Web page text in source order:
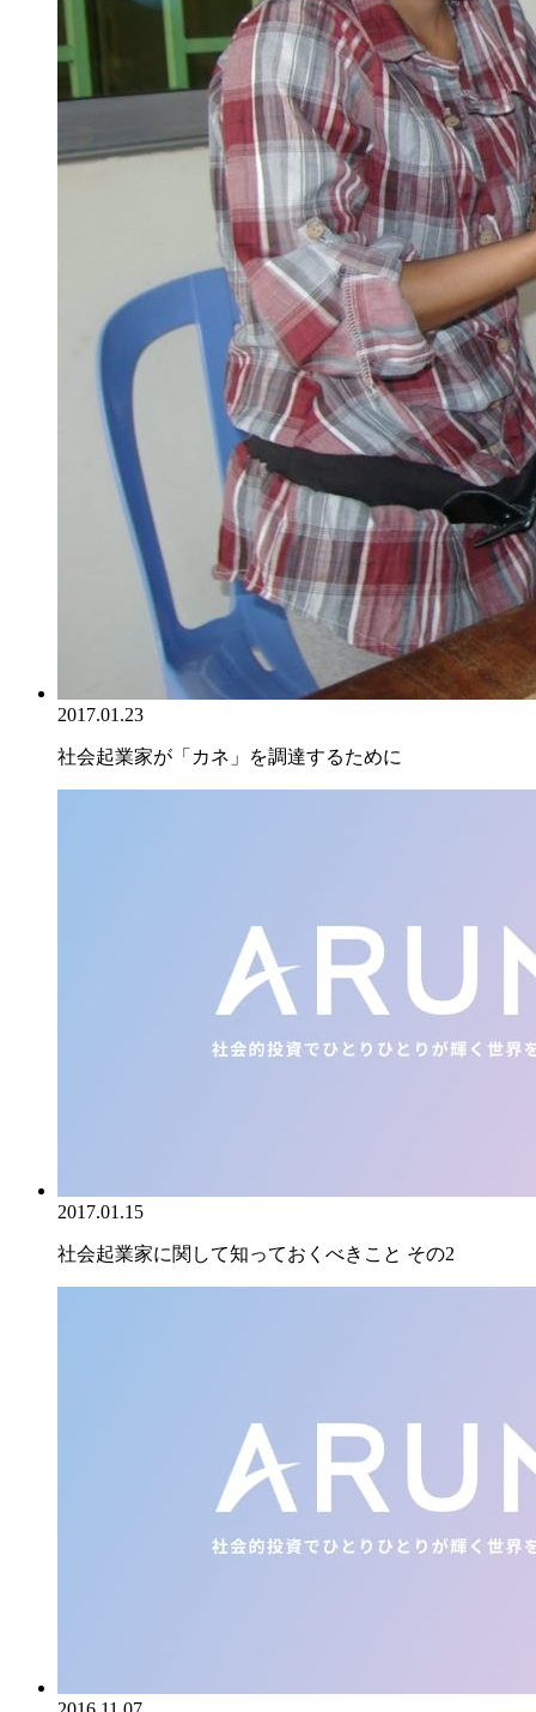
2017.01.23
社会起業家が「カネ」を調達するために
2017.01.15
社会起業家に関して知っておくべきこと その2